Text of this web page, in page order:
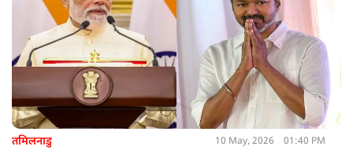
तमिलनाडु 10 May, 2026 01:40 PM